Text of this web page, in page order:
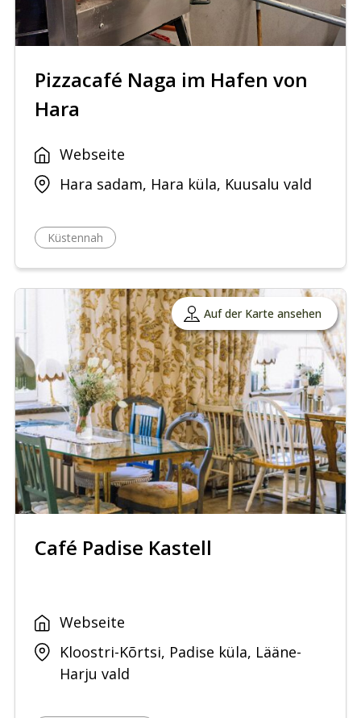
Pizzacafé Naga im Hafen von
Hara
Webseite
Hara sadam, Hara küla, Kuusalu vald
Küstennah
Auf der Karte ansehen
Café Padise Kastell
Webseite
Kloostri-Kõrtsi, Padise küla, Lääne-
Harju vald